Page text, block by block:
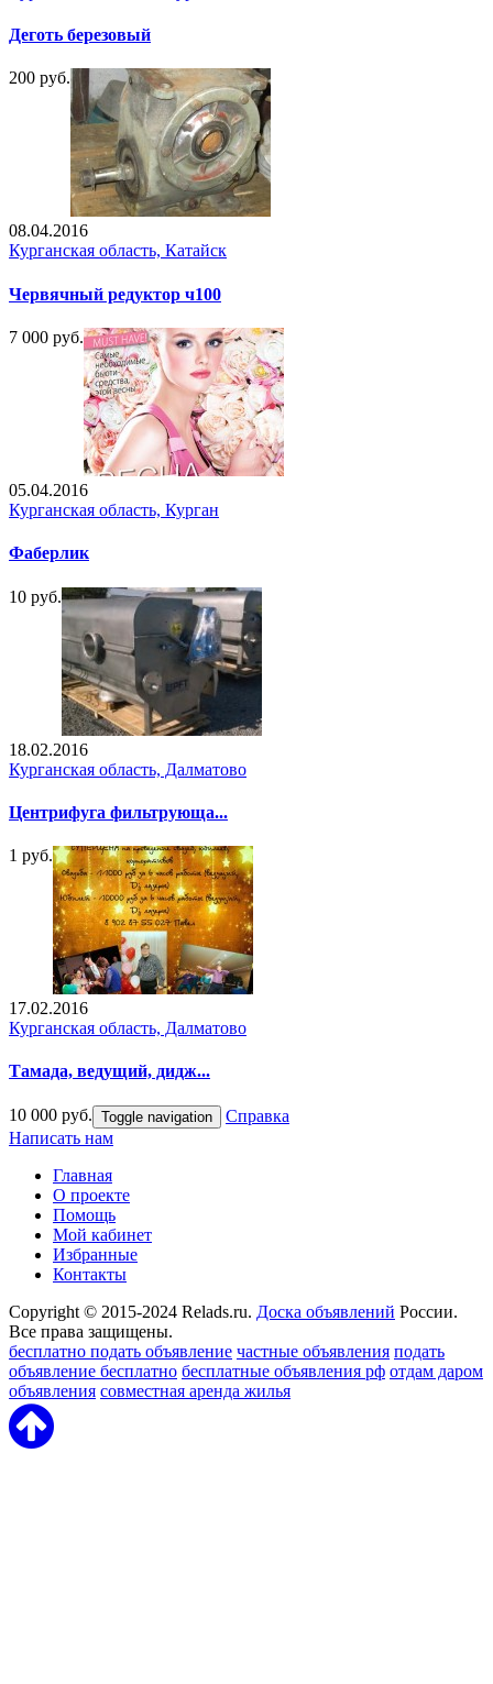
Деготь березовый
200 руб.
08.04.2016
Курганская область, Катайск
Червячный редуктор ч100
7 000 руб.
05.04.2016
Курганская область, Курган
Фаберлик
10 руб.
18.02.2016
Курганская область, Далматово
Центрифуга фильтрующа...
1 руб.
17.02.2016
Курганская область, Далматово
Тамада, ведущий, дидж...
10 000 руб. Toggle navigation
Справка
Написать нам
Главная
О проекте
Помощь
Мой кабинет
Избранные
Контакты
Copyright © 2015-2024 Relads.ru. Доска объявлений России.
Все права защищены.
бесплатно подать объявление частные объявления подать
объявление бесплатно бесплатные объявления рф отдам даром
объявления совместная аренда жилья